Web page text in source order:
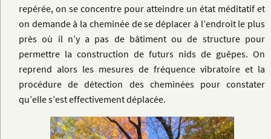
repérée, on se concentre pour atteindre un état méditatif et
on demande à la cheminée de se déplacer à l’endroit le plus
près où il n’y a pas de bâtiment ou de structure pour
permettre la construction de futurs nids de guêpes. On
reprend alors les mesures de fréquence vibratoire et la
procédure de détection des cheminées pour constater
qu’elle s’est effectivement déplacée.